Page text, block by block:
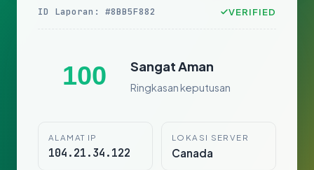
ID Laporan: #8BB5F882 VERIFIED
100 Sangat Aman
Ringkasan keputusan
ALAMAT IP
104.21.34.122
LOKASI SERVER
Canada